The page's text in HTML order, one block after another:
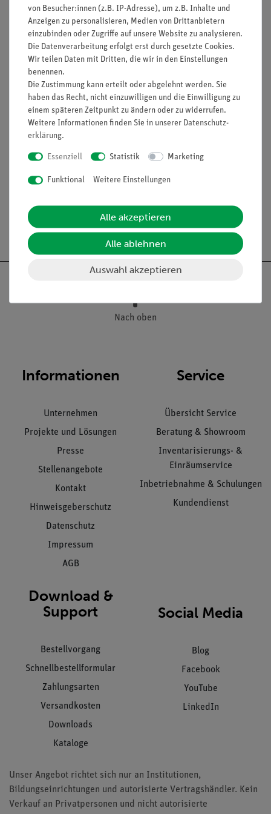
Doppel PEM Elektrolyzer (06718-01)
Doppel PEM Brennstoffzelle, reversibel (06720-01)
Gasspeicher (06723-01)
Bananenstecker Adapter 2mm auf 4mm (06712-01)
Silikonschlauch (39292-00)
Schlauchklemme (43631-10)
Zubehör
Versandkostenfrei ab 300,- €
Nach oben
Informationen
Unternehmen
Projekte und Lösungen
Presse
Stellenangebote
Kontakt
Hinweisgeberschutz
Datenschutz
Impressum
AGB
Service
Übersicht Service
Beratung & Showroom
Inventarisierungs- &
Einräumservice
Inbetriebnahme & Schulungen
Kundendienst
Download &
Support
Bestellvorgang
Schnellbestellformular
Zahlungsarten
Versandkosten
Downloads
Kataloge
Social Media
Blog
Facebook
YouTube
LinkedIn
Unser Angebot richtet sich nur an Institutionen,
Bildungseinrichtungen und autorisierte Vertragshändler. Kein
Verkauf an Privatpersonen und nicht autorisierte
von Besucher:innen (z.B. IP-Adresse), um z.B. Inhalte und
Anzeigen zu personalisieren, Medien von Drittanbietern
einzubinden oder Zugriffe auf unsere Website zu analysieren.
Die Datenverarbeitung erfolgt erst durch gesetzte Cookies.
Wir teilen Daten mit Dritten, die wir in den Einstellungen
benennen.
Die Zustimmung kann erteilt oder abgelehnt werden. Sie
haben das Recht, nicht einzuwilligen und die Einwilligung zu
einem späteren Zeitpunkt zu ändern oder zu widerrufen.
Weitere Informationen finden Sie in unserer Daten­schutz­
erklärung.
Essenziell Statistik Marketing
Funktional Weitere Einstellungen
Alle akzeptieren
Alle ablehnen
Auswahl akzeptieren